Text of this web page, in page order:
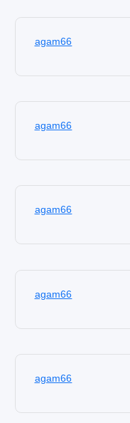
agam66
agam66
agam66
agam66
agam66